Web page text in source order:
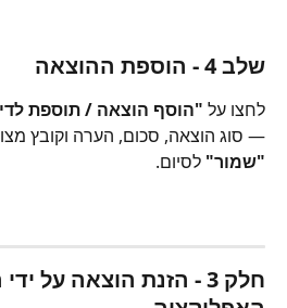
שלב 4 - הוספת ההוצאה
לחצו על "הוסף הוצאה / תוספת
— סוג הוצאה, סכום, הערה וקובץ
"שמור" לסיום.
חלק 3 - הזנת הוצאה על